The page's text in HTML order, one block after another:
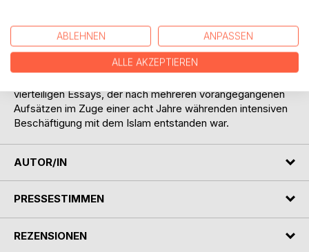
Rechtsgelehrsamkeit, die Rolle der Philosophie und die
Zielsetzung der Mystik im Islam sowie seine Stellung
gegenüber den biblischen Religionen. Das Werk beruht auf
vierteiligen Essays, der nach mehreren vorangegangenen
Aufsätzen im Zuge einer acht Jahre währenden intensiven
Beschäftigung mit dem Islam entstanden war.
AUTOR/IN
PRESSESTIMMEN
REZENSIONEN
ABLEHNEN ANPASSEN
ALLE AKZEPTIEREN